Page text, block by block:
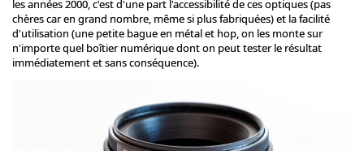
les années 2000, c'est d'une part l'accessibilité de ces optiques (pas
chères car en grand nombre, même si plus fabriquées) et la facilité
d'utilisation (une petite bague en métal et hop, on les monte sur
n'importe quel boîtier numérique dont on peut tester le résultat
immédiatement et sans conséquence).